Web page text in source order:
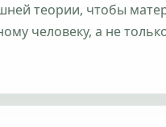
теории, чтобы
человеку, а не